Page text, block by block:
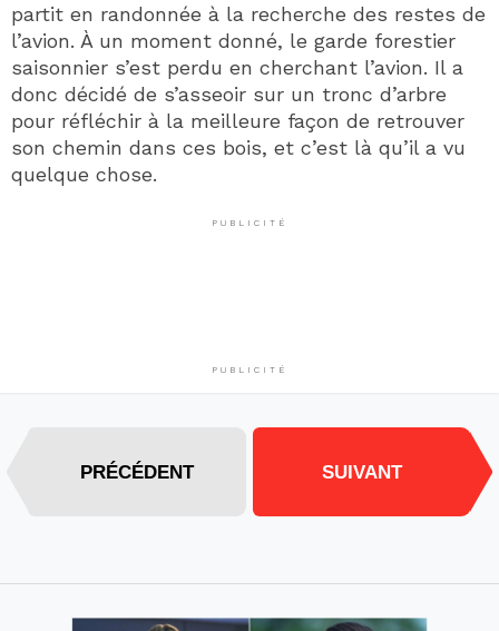
partit en randonnée à la recherche des restes de
l’avion. À un moment donné, le garde forestier
saisonnier s’est perdu en cherchant l’avion. Il a
donc décidé de s’asseoir sur un tronc d’arbre
pour réfléchir à la meilleure façon de retrouver
son chemin dans ces bois, et c’est là qu’il a vu
quelque chose.
PUBLICITÉ
PUBLICITÉ
PRÉCÉDENT SUIVANT